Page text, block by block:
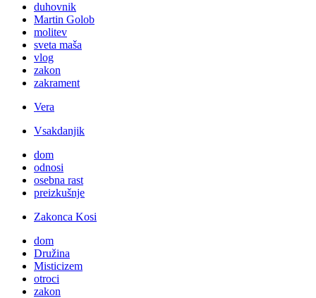
duhovnik
Martin Golob
molitev
sveta maša
vlog
zakon
zakrament
Vera
Vsakdanjik
dom
odnosi
osebna rast
preizkušnje
Zakonca Kosi
dom
Družina
Misticizem
otroci
zakon